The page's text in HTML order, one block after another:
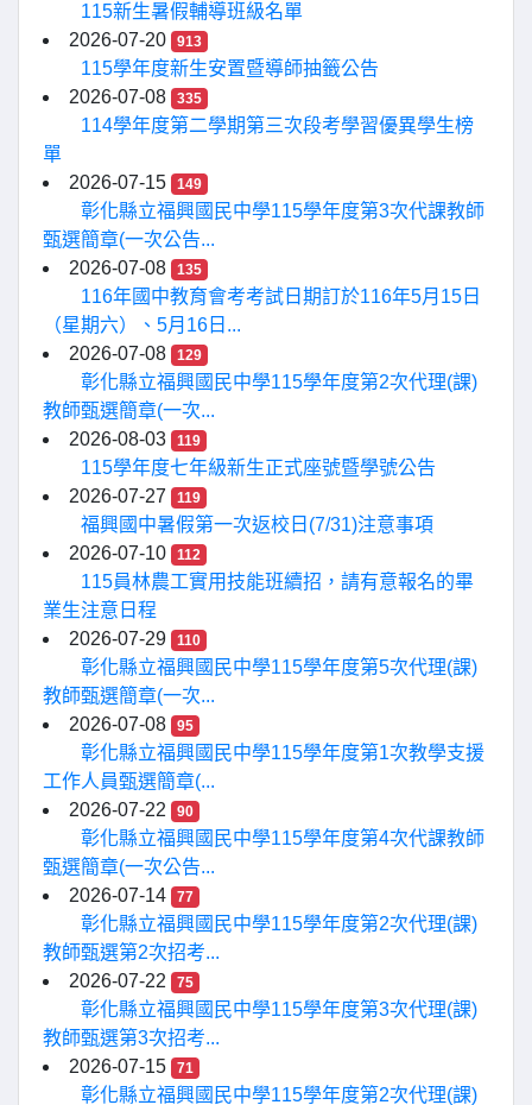
115新生暑假輔導班級名單
2026-07-20
913
115學年度新生安置暨導師抽籤公告
2026-07-08
335
114學年度第二學期第三次段考學習優異學生榜
單
2026-07-15
149
彰化縣立福興國民中學115學年度第3次代課教師
甄選簡章(一次公告...
2026-07-08
135
116年國中教育會考考試日期訂於116年5月15日
（星期六）、5月16日...
2026-07-08
129
彰化縣立福興國民中學115學年度第2次代理(課)
教師甄選簡章(一次...
2026-08-03
119
115學年度七年級新生正式座號暨學號公告
2026-07-27
119
福興國中暑假第一次返校日(7/31)注意事項
2026-07-10
112
115員林農工實用技能班續招，請有意報名的畢
業生注意日程
2026-07-29
110
彰化縣立福興國民中學115學年度第5次代理(課)
教師甄選簡章(一次...
2026-07-08
95
彰化縣立福興國民中學115學年度第1次教學支援
工作人員甄選簡章(...
2026-07-22
90
彰化縣立福興國民中學115學年度第4次代課教師
甄選簡章(一次公告...
2026-07-14
77
彰化縣立福興國民中學115學年度第2次代理(課)
教師甄選第2次招考...
2026-07-22
75
彰化縣立福興國民中學115學年度第3次代理(課)
教師甄選第3次招考...
2026-07-15
71
彰化縣立福興國民中學115學年度第2次代理(課)